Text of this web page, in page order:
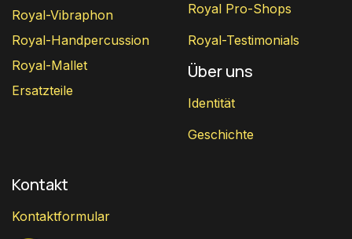
Royal-Vibraphon
Royal-Handpercussion
Royal-Mallet
Ersatzteile
Royal Pro-Shops
Royal-Testimonials
Über uns
Identität
Geschichte
Kontakt
Kontaktformular